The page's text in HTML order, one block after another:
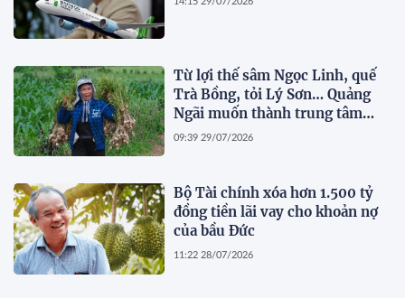
Từ lợi thế sâm Ngọc Linh, quế
Trà Bồng, tỏi Lý Sơn… Quảng
Ngãi muốn thành trung tâm
dược liệu
09:39 29/07/2026
Bộ Tài chính xóa hơn 1.500 tỷ
đồng tiền lãi vay cho khoản nợ
của bầu Đức
11:22 28/07/2026